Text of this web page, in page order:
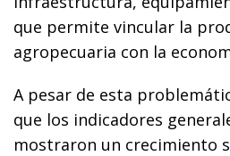
que permite vincular la
agropecuaria con la
A pesar de esta
que los indicadores
mostraron un crecimiento